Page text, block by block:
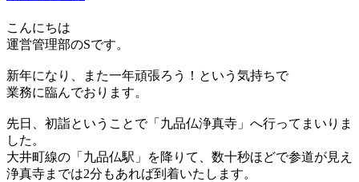
こんにちは
運営管理部のSです。
新年になり、また一年頑張ろう！という気持ちで
業務に臨んでおります。
先日、初詣ということで「九品仏浄真寺」へ行ってまいりま
した。
大井町線の「九品仏駅」を降りて、数十秒ほどで参道が見え
浄真寺までは2分もあれば到着いたします。